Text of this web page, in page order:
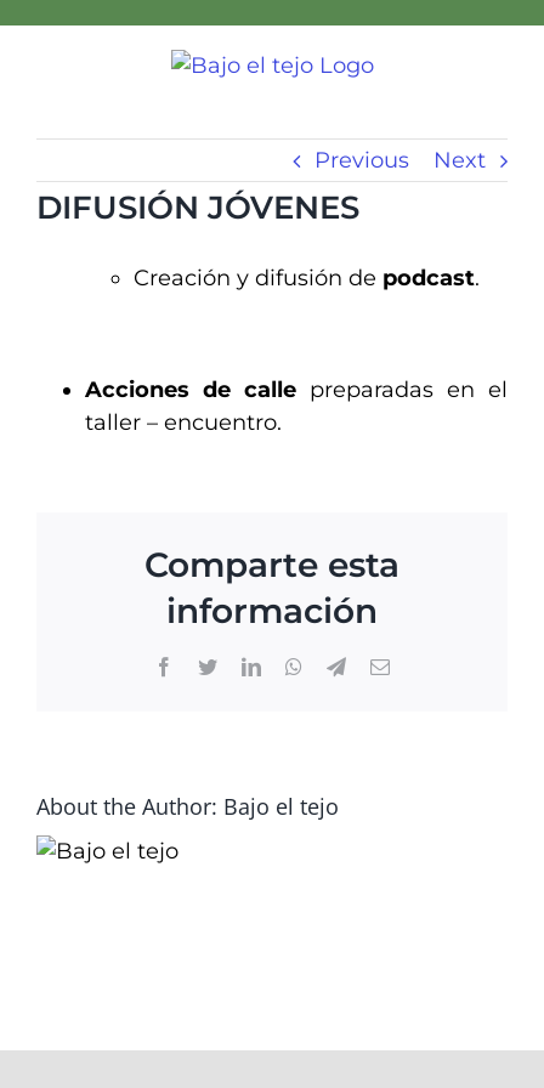
Previous Next
DIFUSIÓN JÓVENES
Creación y difusión de podcast.
Acciones de calle preparadas en el
taller – encuentro.
Comparte esta
información
Facebook
TwitterLinkedInWhatsApp
TelegramEmail
About the Author: Bajo el tejo